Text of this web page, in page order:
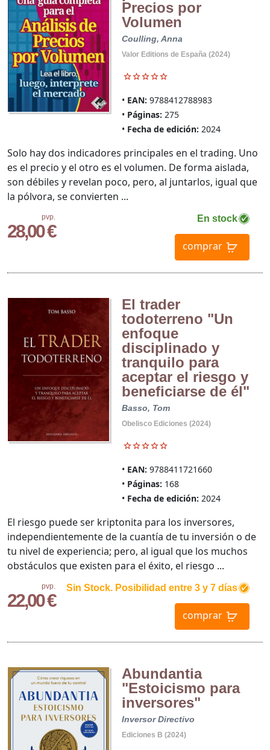
Precios por
Volumen
Coulling, Anna
Valor Editions de España (2024)
EAN: 9788412788983
Páginas: 275
Fecha de edición: 2024
pvp.
28,00 €
En stock
comprar
Solo hay dos indicadores principales en el trading. Uno
es el precio y el otro es el volumen. De forma aislada,
son débiles y revelan poco, pero, al juntarlos, igual que
la pólvora, se convierten ...
El trader
todoterreno "Un
enfoque
disciplinado y
tranquilo para
aceptar el riesgo y
beneficiarse de él"
Basso, Tom
Obelisco Ediciones (2024)
EAN: 9788411721660
Páginas: 168
Fecha de edición: 2024
pvp.
22,00 €
Sin Stock. Posibilidad entre 3 y 7 días
comprar
El riesgo puede ser kriptonita para los inversores,
independientemente de la cuantía de tu inversión o de
tu nivel de experiencia; pero, al igual que los muchos
obstáculos que existen para el éxito, el riesgo ...
Abundantia
"Estoicismo para
inversores"
Inversor Directivo
Ediciones B (2024)